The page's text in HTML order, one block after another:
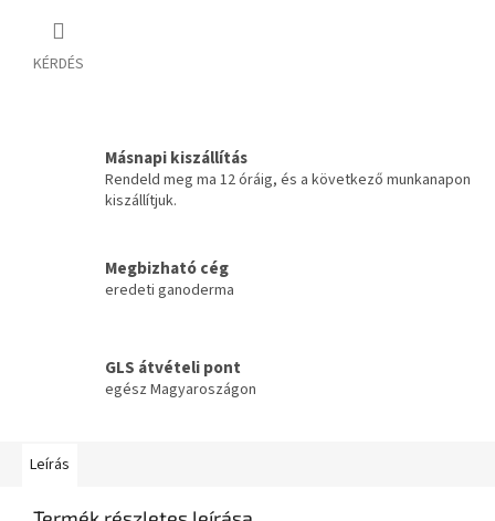
KÉRDÉS
Másnapi kiszállítás
Rendeld meg ma 12 óráig, és a következő munkanapon
kiszállítjuk.
Megbizható cég
eredeti ganoderma
GLS átvételi pont
egész Magyaroszágon
Leírás